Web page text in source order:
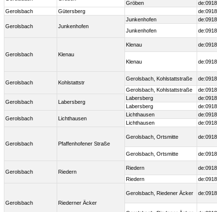
Gröben
Gerolsbach
Gütersberg
Gerolsbach Junkenhofen
Junkenhofen
Junkenhofen
Gerolsbach Klenau
Klenau
Klenau
Gerolsbach Kohlstattstr
Gerolsbach, Kohlstattstraße
Gerolsbach, Kohlstattstraße
Gerolsbach Labersberg
Labersberg
Labersberg
Gerolsbach Lichthausen
Lichthausen
Lichthausen
Gerolsbach Pfaffenhofener Straße
Gerolsbach, Ortsmitte
Gerolsbach, Ortsmitte
Gerolsbach Riedern
Riedern
Riedern
Gerolsbach Riederner Äcker
Gerolsbach, Riedener Äcker